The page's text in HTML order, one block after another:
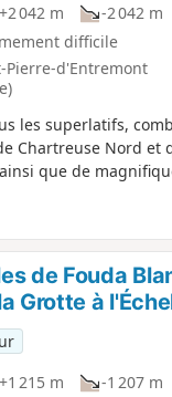
+2 042 m
-2 042 m
difficile
Pierre-d'Entremont
les superlatifs,
Chartreuse Nord et
que de
entre sentes
et vastes
sentiers. Cette
lire
les infos pratiques.
de Fouda
Grotte à
+1 215 m
-1 207 m